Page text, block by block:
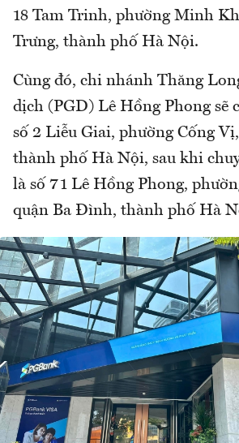
18 Tam Trinh, phường Minh
Trưng, thành phố Hà Nội.
Cùng đó, chi nhánh Thăng
dịch (PGD) Lê Hồng Phong sẽ
số 2 Liễu Giai, phường Cống
thành phố Hà Nội, sau khi
là số 71 Lê Hồng Phong,
quận Ba Đình, thành phố Hà